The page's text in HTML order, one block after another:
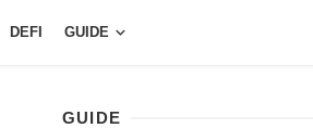
DEFI GUIDE
GUIDE